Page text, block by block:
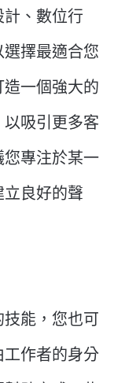
計、數位行
擇最適合您
一個強大的
吸引更多客
您專注於某一
良好的聲
能，您也可
工作者的身分